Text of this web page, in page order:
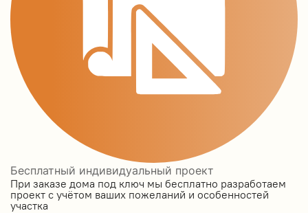
Бесплатный индивидуальный проект
При заказе дома под ключ мы бесплатно разработаем
проект с учётом ваших пожеланий и особенностей
участка